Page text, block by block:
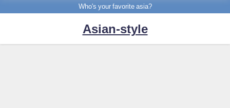
Who's your favorite asia?
Asian-style